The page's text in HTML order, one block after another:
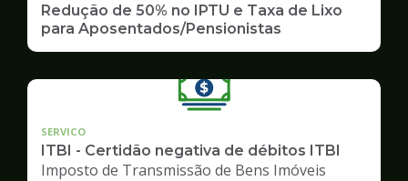
Redução de 50% no IPTU e Taxa de Lixo
para Aposentados/Pensionistas
SERVICO
ITBI - Certidão negativa de débitos ITBI
Imposto de Transmissão de Bens Imóveis